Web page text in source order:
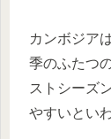
カンボジア
季のふたつ
ストシーズ
やすいとい